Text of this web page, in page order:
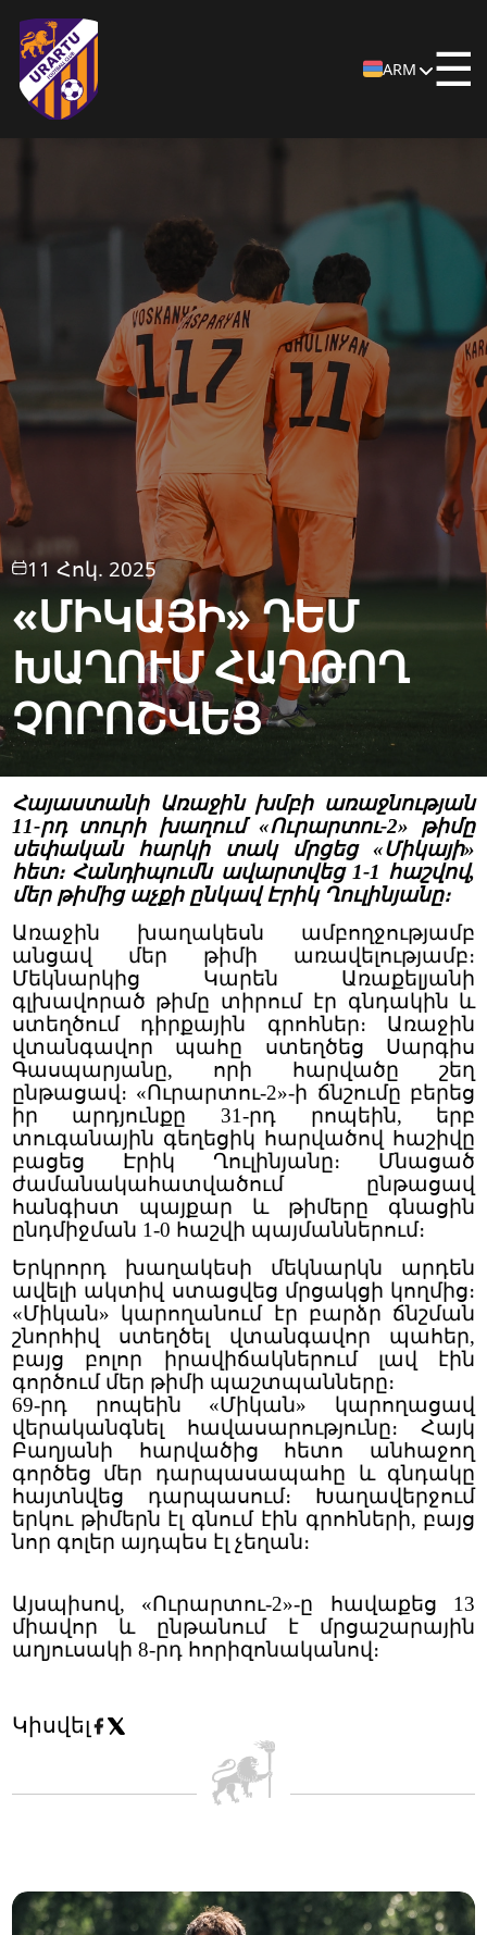
ARM ☰
11 Հոկ. 2025
«ՄԻԿԱՅԻ» ԴԵՄ
ԽԱՂՈՒՄ ՀԱՂԹՈՂ
ՉՈՐՈՇՎԵՑ
Հայաստանի Առաջին խմբի առաջնության
11-րդ տուրի խաղում «Ուրարտու-2» թիմը
սեփական հարկի տակ մրցեց «Միկայի»
հետ։ Հանդիպումն ավարտվեց 1-1 հաշվով,
մեր թիմից աչքի ընկավ Էրիկ Ղուլինյանը։
Առաջին խաղակեսն ամբողջությամբ
անցավ մեր թիմի առավելությամբ։
Մեկնարկից Կարեն Առաքելյանի
գլխավորած թիմը տիրում էր գնդակին և
ստեղծում դիրքային գրոհներ։ Առաջին
վտանգավոր պահը ստեղծեց Սարգիս
Գասպարյանը, որի հարվածը շեղ
ընթացավ։ «Ուրարտու-2»-ի ճնշումը բերեց
իր արդյունքը 31-րդ րոպեին, երբ
տուգանային գեղեցիկ հարվածով հաշիվը
բացեց Էրիկ Ղուլինյանը։ Մնացած
ժամանակահատվածում ընթացավ
հանգիստ պայքար և թիմերը գնացին
ընդմիջման 1-0 հաշվի պայմաններում։
Երկրորդ խաղակեսի մեկնարկն արդեն
ավելի ակտիվ ստացվեց մրցակցի կողմից։
«Միկան» կարողանում էր բարձր ճնշման
շնորհիվ ստեղծել վտանգավոր պահեր,
բայց բոլոր իրավիճակներում լավ էին
գործում մեր թիմի պաշտպանները։
69-րդ րոպեին «Միկան» կարողացավ
վերականգնել հավասարությունը։ Հայկ
Բաղյանի հարվածից հետո անհաջող
գործեց մեր դարպասապահը և գնդակը
հայտնվեց դարպասում։ Խաղավերջում
երկու թիմերն էլ գնում էին գրոհների, բայց
նոր գոլեր այդպես էլ չեղան։
Այսպիսով, «Ուրարտու-2»-ը հավաքեց 13
միավոր և ընթանում է մրցաշարային
աղյուսակի 8-րդ հորիզոնականով։
Կիսվել